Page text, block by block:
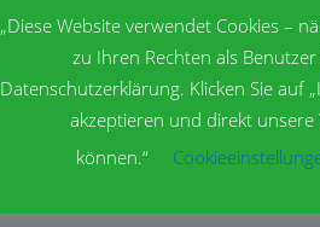
„Diese Website verwendet Cookies –
zu Ihren Rechten als
Datenschutzerklärung. Klicken Sie auf
akzeptieren und direkt unsere
können.“